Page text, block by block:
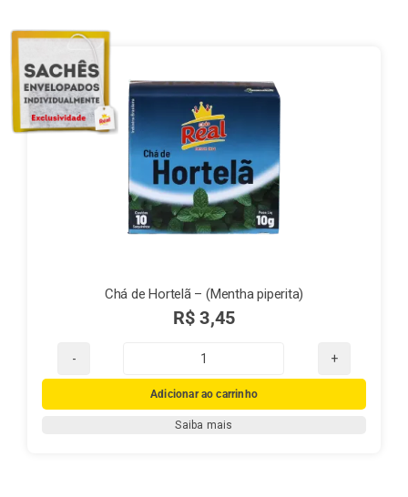
Finalização de compra
Exportação
Blog
Chá de Hortelã – (Mentha piperita)
R$ 3,45
Chá
de
Hortelã
Adicionar ao carrinho
Saiba mais